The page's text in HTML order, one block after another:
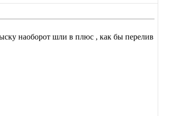
наоборот шли в плюс , как бы перелив